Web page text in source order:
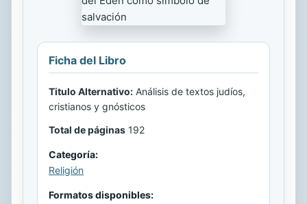
Ficha del Libro
Titulo Alternativo: Análisis de textos judíos,
cristianos y gnósticos
Total de páginas 192
Categoría:
Religión
Formatos disponibles: